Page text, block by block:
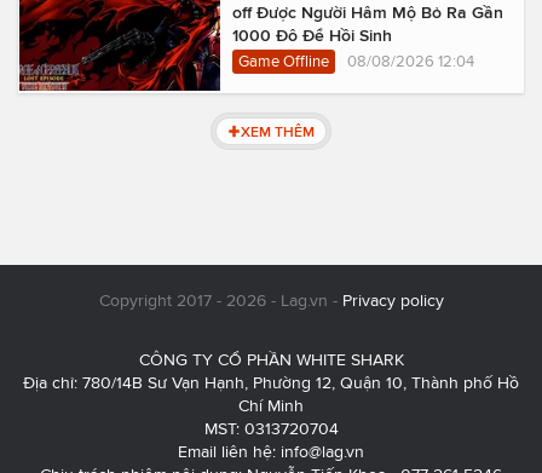
off Được Người Hâm Mộ Bỏ Ra Gần
1000 Đô Để Hồi Sinh
Game Offline 08/08/2026 12:04
XEM THÊM
Copyright 2017 - 2026 - Lag.vn - Privacy policy
CÔNG TY CỔ PHẦN WHITE SHARK
Địa chỉ: 780/14B Sư Vạn Hạnh, Phường 12, Quận 10, Thành phố Hồ
Chí Minh
MST: 0313720704
Email liên hệ: info@lag.vn